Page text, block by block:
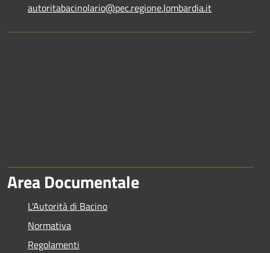
autoritabacinolario@pec.regione.lombardia.it
Area Documentale
L'Autorità di Bacino
Normativa
Regolamenti